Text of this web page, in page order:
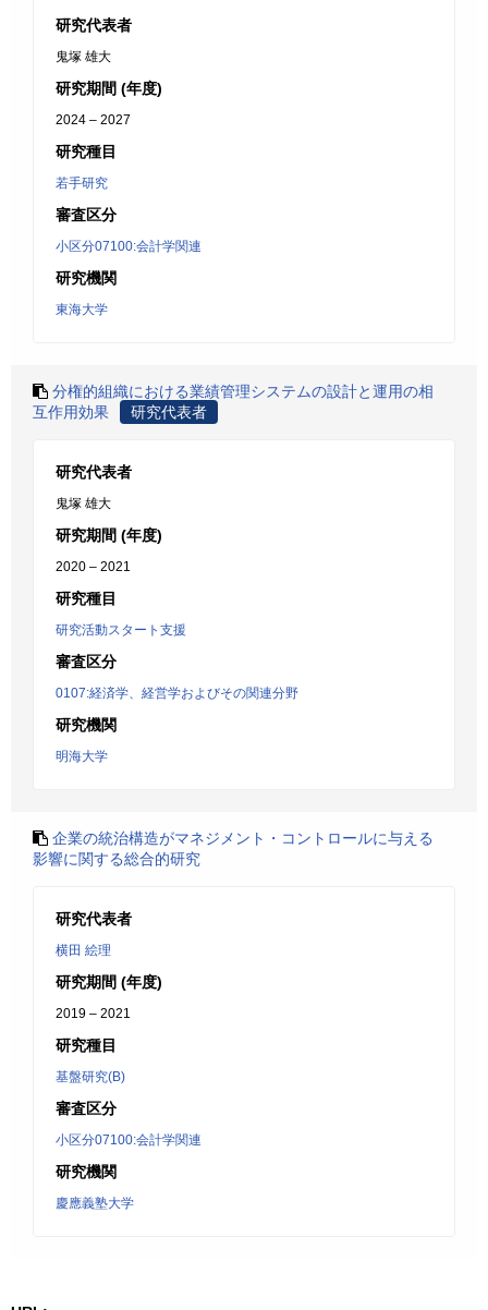
研究代表者
鬼塚 雄大
研究期間 (年度)
2024 – 2027
研究種目
若手研究
審査区分
小区分07100:会計学関連
研究機関
東海大学
分権的組織における業績管理システムの設計と運用の相
互作用効果
研究代表者
研究代表者
鬼塚 雄大
研究期間 (年度)
2020 – 2021
研究種目
研究活動スタート支援
審査区分
0107:経済学、経営学およびその関連分野
研究機関
明海大学
企業の統治構造がマネジメント・コントロールに与える
影響に関する総合的研究
研究代表者
横田 絵理
研究期間 (年度)
2019 – 2021
研究種目
基盤研究(B)
審査区分
小区分07100:会計学関連
研究機関
慶應義塾大学